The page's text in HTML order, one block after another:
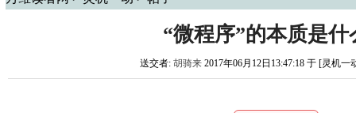
“微程序”的本质是什
送交者: 胡骑来2017年06月12日13:47:18 于 [灵机一